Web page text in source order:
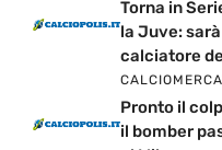
Torna in
la Juve:
calciatore
Pronto il
il bomber